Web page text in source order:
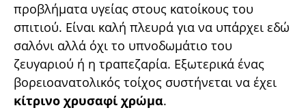
προβλήματα υγείας στους κατοίκους του
σπιτιού. Είναι καλή πλευρά για να υπάρχει εδώ
σαλόνι αλλά όχι το υπνοδωμάτιο του
ζευγαριού ή η τραπεζαρία. Εξωτερικά ένας
βορειοανατολικός τοίχος συστήνεται να έχει
κίτρινο χρυσαφί χρώμα.